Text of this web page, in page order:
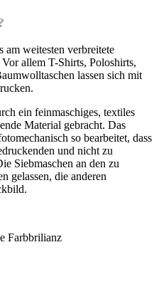
am weitesten verbreitete
allem T-Shirts, Poloshirts,
lassen sich mit
ein feinmaschiges, textiles
Material gebracht. Das
so bearbeitet, dass
und nicht zu
Siebmaschen an den zu
gelassen, die anderen
Farbbrilianz